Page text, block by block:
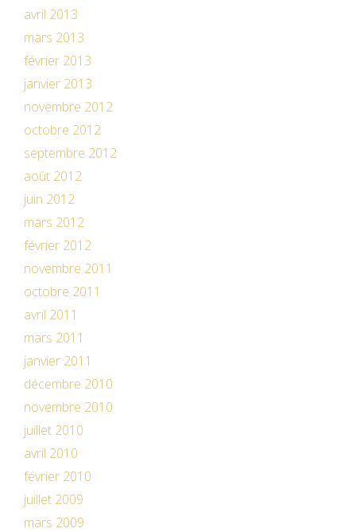
avril 2013
mars 2013
février 2013
janvier 2013
novembre 2012
octobre 2012
septembre 2012
août 2012
juin 2012
mars 2012
février 2012
novembre 2011
octobre 2011
avril 2011
mars 2011
janvier 2011
décembre 2010
novembre 2010
juillet 2010
avril 2010
février 2010
juillet 2009
mars 2009